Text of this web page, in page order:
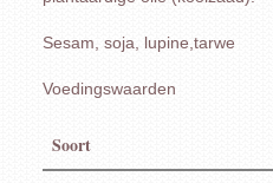
Sesam, soja, lupine,tarwe
Voedingswaarden
Soort